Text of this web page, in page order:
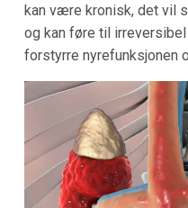
kan være kronisk, det vil
og kan føre til
forstyrre nyrefunksjonen